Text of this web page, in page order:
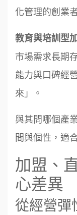
化管理的創業
教育與培訓型
市場需求長期
能力與口碑經
來」。
與其問哪個產
間與個性，適
加盟、
心差異
從經營彈